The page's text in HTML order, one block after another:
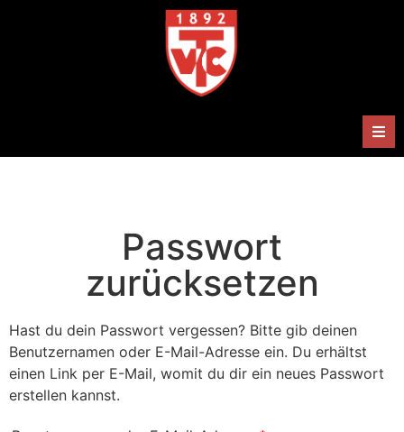
Handballabteilung
Shop
Passwort
zurücksetzen
Hast du dein Passwort vergessen? Bitte gib deinen
Benutzernamen oder E-Mail-Adresse ein. Du erhältst
einen Link per E-Mail, womit du dir ein neues Passwort
erstellen kannst.